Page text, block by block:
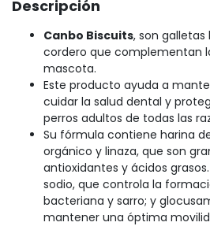
Descripción
Canbo Biscuits, son
cordero que complementan
mascota.
Este producto ayuda a
cuidar la salud dental y
perros adultos de todas las
Su fórmula contiene harina
orgánico y linaza, que son
antioxidantes y ácidos
sodio, que controla la
bacteriana y sarro; y
mantener una óptima